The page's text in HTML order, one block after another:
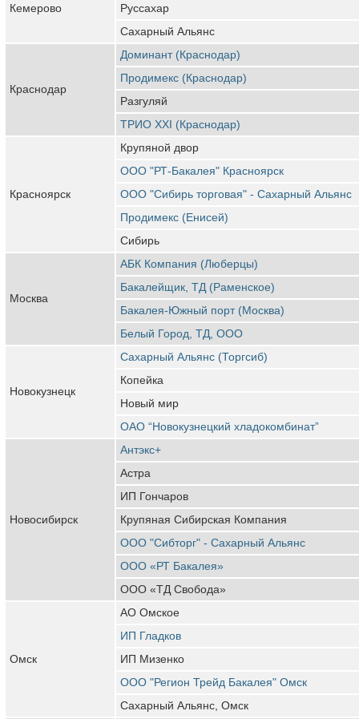
Кемерово
Руссахар
Сахарный Альянс
Краснодар
Доминант (Краснодар)
Продимекс (Краснодар)
Разгуляй
ТРИО XXI (Краснодар)
Красноярск
Крупяной двор
ООО "РТ-Бакалея" Красноярск
ООО "Сибирь торговая" - Сахарный Альянс
Продимекс (Енисей)
Сибирь
Москва
АБК Компания (Люберцы)
Бакалейщик, ТД (Раменское)
Бакалея-Южный порт (Москва)
Белый Город, ТД, ООО
Новокузнецк
Сахарный Альянс (Торгсиб)
Копейка
Новый мир
ОАО “Новокузнецкий хладокомбинат”
Новосибирск
Антэкс+
Астра
ИП Гончаров
Крупяная Сибирская Компания
ООО "Сибторг" - Сахарный Альянс
ООО «РТ Бакалея»
ООО «ТД Свобода»
Омск
АО Омское
ИП Гладков
ИП Мизенко
ООО "Регион Трейд Бакалея" Омск
Сахарный Альянс, Омск